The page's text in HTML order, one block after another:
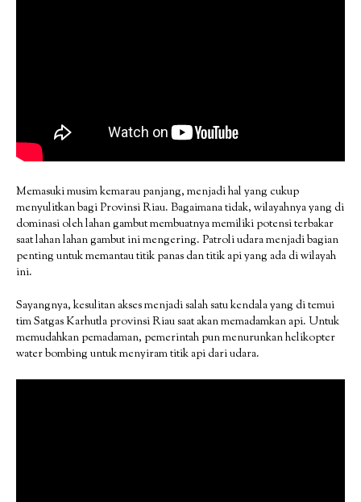
Memasuki musim kemarau panjang, menjadi hal yang cukup
menyulitkan bagi Provinsi Riau. Bagaimana tidak, wilayahnya yang di
dominasi oleh lahan gambut membuatnya memiliki potensi terbakar
saat lahan lahan gambut ini mengering. Patroli udara menjadi bagian
penting untuk memantau titik panas dan titik api yang ada di wilayah
ini.
Sayangnya, kesulitan akses menjadi salah satu kendala yang di temui
tim Satgas Karhutla provinsi Riau saat akan memadamkan api. Untuk
memudahkan pemadaman, pemerintah pun menurunkan helikopter
water bombing untuk menyiram titik api dari udara.